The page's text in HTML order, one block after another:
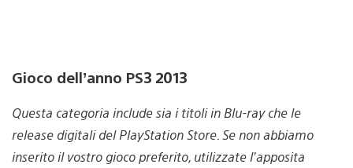
Gioco dell’anno PS3 2013
Questa categoria include sia i titoli in Blu-ray che le
release digitali del PlayStation Store. Se non abbiamo
inserito il vostro gioco preferito, utilizzate l’apposita